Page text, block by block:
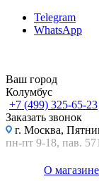
Telegram
WhatsApp
Ваш город
Колумбус
+7 (499) 325-65-23
Заказать звонок
г. Москва,
пн-пт 9-18, пав.
О магазине